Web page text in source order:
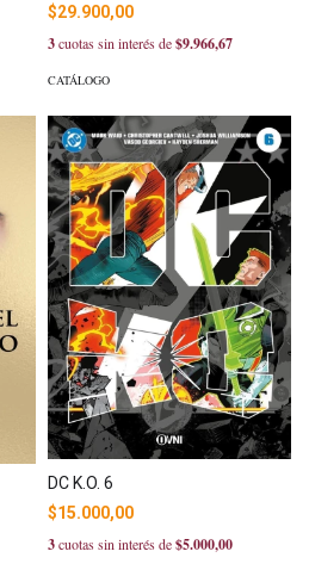
$29.900,00
3cuotas sin interés de$9.966,67
CATÁLOGO
DC K.O. 6
$15.000,00
3cuotas sin interés de$5.000,00